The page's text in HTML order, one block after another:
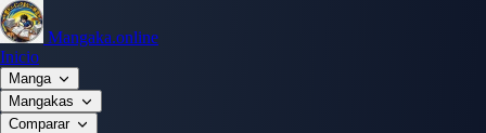
Mangaka.online
Inicio
Manga
Mangakas
Comparar